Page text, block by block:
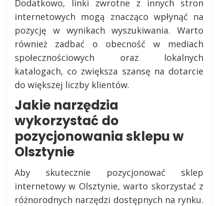
Dodatkowo, linki zwrotne z innych stron
internetowych mogą znacząco wpłynąć na
pozycję w wynikach wyszukiwania. Warto
również zadbać o obecność w mediach
społecznościowych oraz lokalnych
katalogach, co zwiększa szansę na dotarcie
do większej liczby klientów.
Jakie narzędzia
wykorzystać do
pozycjonowania sklepu w
Olsztynie
Aby skutecznie pozycjonować sklep
internetowy w Olsztynie, warto skorzystać z
różnorodnych narzędzi dostępnych na rynku.